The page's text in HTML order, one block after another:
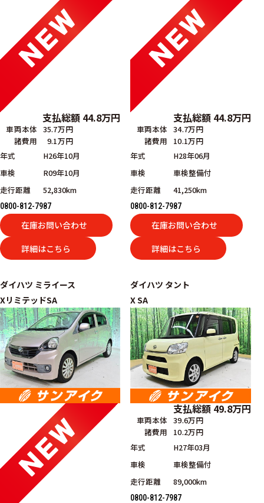
支払総額 44.8万円
車両本体 35.7万円
諸費用
9.1万円
年式
H26年10月
車検
R09年10月
走行距離
52,830km
0800-812-7987
在庫お問い合わせ
詳細はこちら
支払総額 44.8万円
車両本体 34.7万円
諸費用
10.1万円
年式
H28年06月
車検
車検整備付
走行距離
41,250km
0800-812-7987
在庫お問い合わせ
詳細はこちら
ダイハツ ミライース
XリミテッドSA
ダイハツ タント
X SA
支払総額 49.8万円
車両本体 39.6万円
諸費用
10.2万円
年式
H27年03月
車検
車検整備付
走行距離
89,000km
0800-812-7987